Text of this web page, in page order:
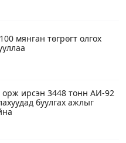
мянган төгрөгт олгох
орж ирсэн 3448 тонн АИ-92
буулгах ажлыг